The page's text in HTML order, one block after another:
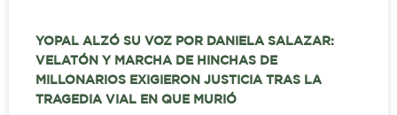
YOPAL ALZÓ SU VOZ POR DANIELA SALAZAR:
VELATÓN Y MARCHA DE HINCHAS DE
MILLONARIOS EXIGIERON JUSTICIA TRAS LA
TRAGEDIA VIAL EN QUE MURIÓ